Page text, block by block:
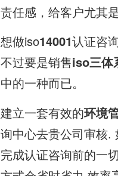
责任感，给客户尤其
想做iso14001认证咨
不过要是销售iso三体
中的一种而已。
建立一套有效的环境
询中心去贵公司审核.
完成认证咨询前的一